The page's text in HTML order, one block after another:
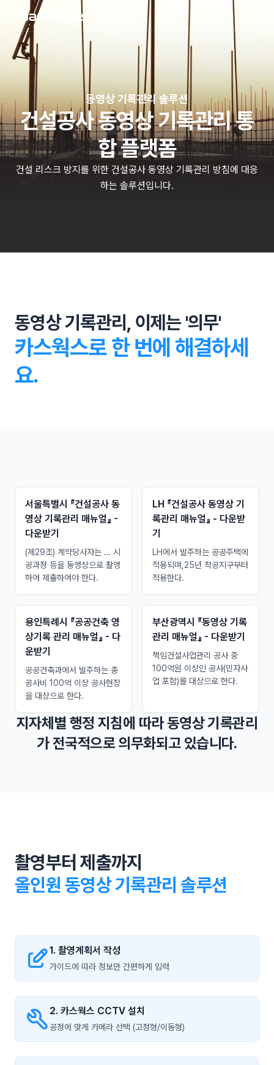
동영상 기록관리 솔루션
건설공사 동영상 기록관리 통
합 플랫폼
건설 리스크 방지를 위한 건설공사 동영상 기록관리 방침에 대응
하는 솔루션입니다.
동영상 기록관리, 이제는 '의무'
카스웍스로 한 번에 해결하세
요.
서울특별시 『건설공사 동
영상 기록관리 매뉴얼』 -
다운받기
(제29조) 계약당사자는 … 시
공과정 등을 동영상으로 촬영
하여 제출하여야 한다.
LH 『건설공사 동영상 기
록관리 매뉴얼』 - 다운받
기
LH에서 발주하는 공공주택에
적용되며,25년 착공지구부터
적용한다.
용인특례시 『공공건축 영
상기록 관리 매뉴얼』 - 다
운받기
공공건축과에서 발주하는 총
공사비 100억 이상 공사현장
을 대상으로 한다.
부산광역시 『동영상 기록
관리 매뉴얼』 - 다운받기
책임건설사업관리 공사 중
100억원 이상인 공사(민자사
업 포함)를 대상으로 한다.
지자체별 행정 지침에 따라 동영상 기록관리
가 전국적으로 의무화되고 있습니다.
촬영부터 제출까지
올인원 동영상 기록관리 솔루션
1. 촬영계획서 작성
가이드에 따라 정보만 간편하게 입력
2. 카스웍스 CCTV 설치
공정에 맞게 카메라 선택 (고정형/이동형)